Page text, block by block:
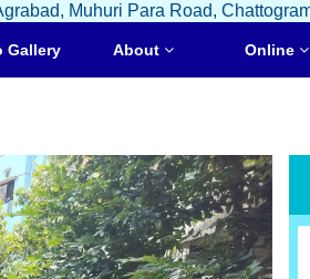
Muhuri Para Road,
Gallery About Online
Next